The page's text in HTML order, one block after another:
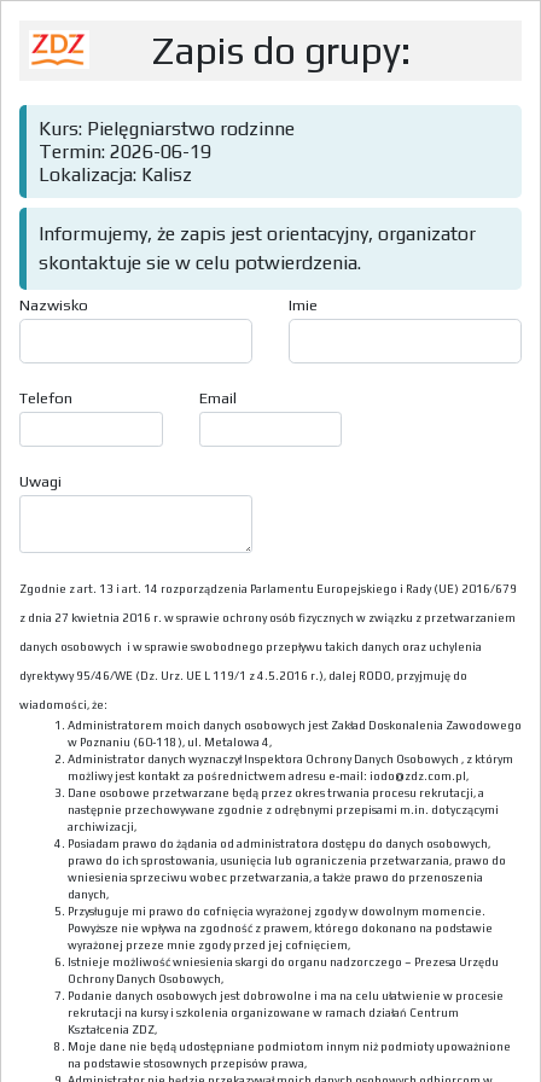
Zapis do grupy:
Kurs: Pielęgniarstwo rodzinne
Termin: 2026-06-19
Lokalizacja: Kalisz
Informujemy, że zapis jest orientacyjny, organizator
skontaktuje sie w celu potwierdzenia.
Nazwisko Imie
Telefon Email
Uwagi
Zgodnie z art. 13 i art. 14 rozporządzenia Parlamentu Europejskiego i Rady (UE) 2016/679
z dnia 27 kwietnia 2016 r. w sprawie ochrony osób fizycznych w związku z przetwarzaniem
danych osobowych i w sprawie swobodnego przepływu takich danych oraz uchylenia
dyrektywy 95/46/WE (Dz. Urz. UE L 119/1 z 4.5.2016 r.), dalej RODO, przyjmuję do
wiadomości, że:
Administratorem moich danych osobowych jest Zakład Doskonalenia Zawodowego
w Poznaniu (60-118), ul. Metalowa 4,
Administrator danych wyznaczył Inspektora Ochrony Danych Osobowych , z którym
możliwy jest kontakt za pośrednictwem adresu e-mail: iodo@zdz.com.pl,
Dane osobowe przetwarzane będą przez okres trwania procesu rekrutacji, a
następnie przechowywane zgodnie z odrębnymi przepisami m.in. dotyczącymi
archiwizacji,
Posiadam prawo do żądania od administratora dostępu do danych osobowych,
prawo do ich sprostowania, usunięcia lub ograniczenia przetwarzania, prawo do
wniesienia sprzeciwu wobec przetwarzania, a także prawo do przenoszenia
danych,
Przysługuje mi prawo do cofnięcia wyrażonej zgody w dowolnym momencie.
Powyższe nie wpływa na zgodność z prawem, którego dokonano na podstawie
wyrażonej przeze mnie zgody przed jej cofnięciem,
Istnieje możliwość wniesienia skargi do organu nadzorczego – Prezesa Urzędu
Ochrony Danych Osobowych,
Podanie danych osobowych jest dobrowolne i ma na celu ułatwienie w procesie
rekrutacji na kursy i szkolenia organizowane w ramach działań Centrum
Kształcenia ZDZ,
Moje dane nie będą udostępniane podmiotom innym niż podmioty upoważnione
na podstawie stosownych przepisów prawa,